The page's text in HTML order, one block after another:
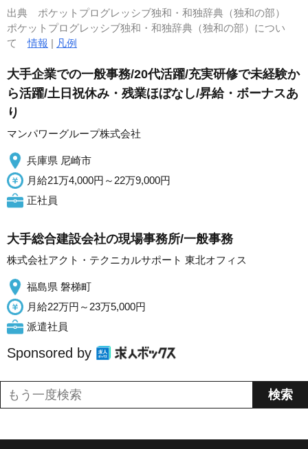
出典 ポケットプログレッシブ独和・和独辞典（独和の部）
ポケットプログレッシブ独和・和独辞典（独和の部）につい
て情報 | 凡例
大手企業での一般事務/20代活躍/充実研修で未経験か
ら活躍/土日祝休み・残業ほぼなし/昇給・ボーナスあ
り
マンパワーグループ株式会社
兵庫県 尼崎市
月給21万4,000円～22万9,000円
正社員
大手総合建設会社の現場事務所/一般事務
株式会社アクト・テクニカルサポート 東北オフィス
福島県 磐梯町
月給22万円～23万5,000円
派遣社員
Sponsored by